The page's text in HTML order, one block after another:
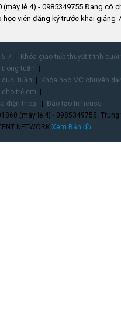
(máy lẻ 4) - 0985349755 Đang có
viên đăng ký trước khai giảng
7
Khóa giao tiếp thuyết trình
trong tuần
cuối tuần
Khóa học MC chuyên
trẻ em
điện thoại
Đào tạo In-house
(máy lẻ 4) - 0985349755.
NETWORK. Xem Bản đồ